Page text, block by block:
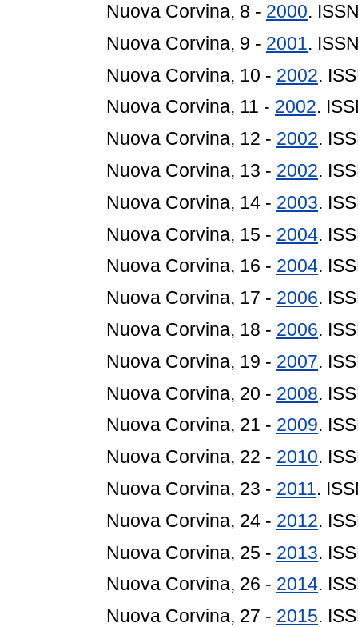
Nuova Corvina, 8 - 2000.
Nuova Corvina, 9 - 2001.
Nuova Corvina, 10 - 2002.
Nuova Corvina, 11 - 2002.
Nuova Corvina, 12 - 2002.
Nuova Corvina, 13 - 2002.
Nuova Corvina, 14 - 2003.
Nuova Corvina, 15 - 2004.
Nuova Corvina, 16 - 2004.
Nuova Corvina, 17 - 2006.
Nuova Corvina, 18 - 2006.
Nuova Corvina, 19 - 2007.
Nuova Corvina, 20 - 2008.
Nuova Corvina, 21 - 2009.
Nuova Corvina, 22 - 2010.
Nuova Corvina, 23 - 2011.
Nuova Corvina, 24 - 2012.
Nuova Corvina, 25 - 2013.
Nuova Corvina, 26 - 2014.
Nuova Corvina, 27 - 2015.